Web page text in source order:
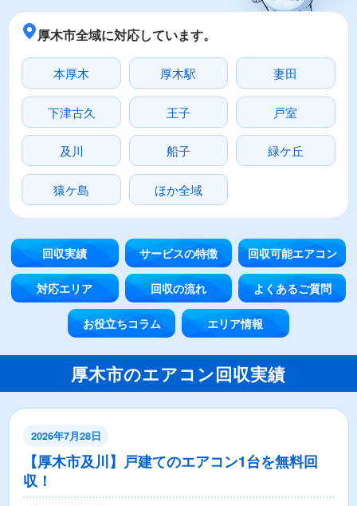
厚木市全域に対応しています。
本厚木 厚木駅 妻田
下津古久 王子 戸室
及川 船子 緑ケ丘
猿ケ島 ほか全域
回収実績 サービスの特徴 回収可能エアコン
対応エリア 回収の流れ よくあるご質問
お役立ちコラム エリア情報
厚木市のエアコン回収実績
2026年7月28日
【厚木市及川】戸建てのエアコン1台を無料回
収！